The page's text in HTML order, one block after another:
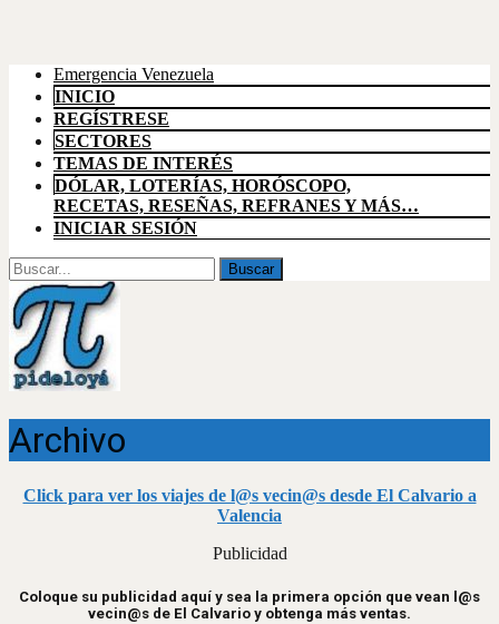
Emergencia Venezuela
INICIO
REGÍSTRESE
SECTORES
TEMAS DE INTERÉS
DÓLAR, LOTERÍAS, HORÓSCOPO,
RECETAS, RESEÑAS, REFRANES Y MÁS…
INICIAR SESIÓN
Buscar
por:
Archivo
Click para ver los viajes de l@s vecin@s desde El Calvario a
Valencia
Publicidad
Coloque su publicidad aquí y sea la primera opción que vean l@s
vecin@s de El Calvario y obtenga más ventas.